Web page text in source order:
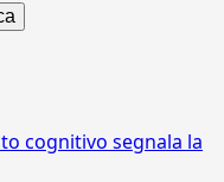
cognitivo segnala la